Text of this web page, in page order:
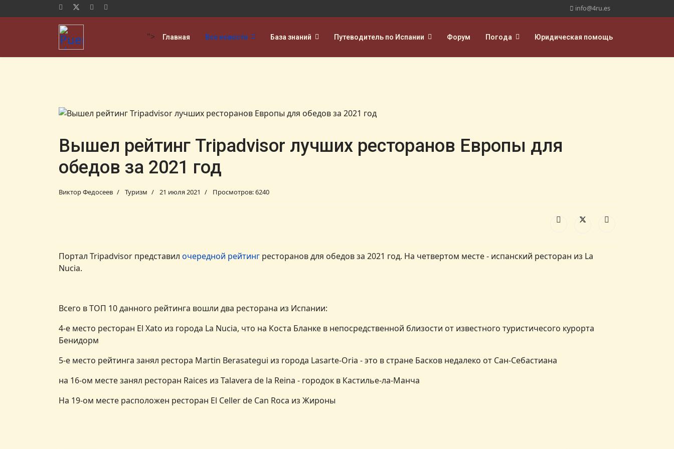
info@4ru.es
"> Главная Все новости База знаний Путеводитель по Испании Форум Погода Юридическая помощь
Вышел рейтинг Tripadvisor лучших ресторанов Европы для
обедов за 2021 год
Виктор Федосеев Туризм 21 июля 2021 Просмотров: 6240
Портал Tripadvisor представил очередной рейтинг ресторанов для обедов за 2021 год. На четвертом месте - испанский ресторан из La
Nucia.
Всего в ТОП 10 данного рейтинга вошли два ресторана из Испании:
4-е место ресторан El Xato из города La Nucia, что на Коста Бланке в непосредственной близости от известного туристичесого курорта
Бенидорм
5-е место рейтинга занял рестора Martin Berasategui из города Lasarte-Oria - это в стране Басков недалеко от Сан-Себастиана
на 16-ом месте занял ресторан Raices из Talavera de la Reina - городок в Кастилье-ла-Манча
На 19-ом месте расположен ресторан El Celler de Can Roca из Жироны